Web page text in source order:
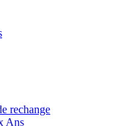
rechange
Ans